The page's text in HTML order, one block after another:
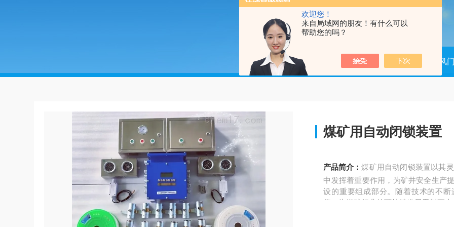
欢迎您！
来自局域网的朋友！有什么可以
帮助您的吗？
首页 产品中心 矿用风
煤矿用自动闭锁装置
产品简介：煤矿用自动闭锁装置以其
中发挥着重要作用，为矿井安全生产
设的重要组成部分。随着技术的不
值，为煤矿行业的可持续发展贡献更